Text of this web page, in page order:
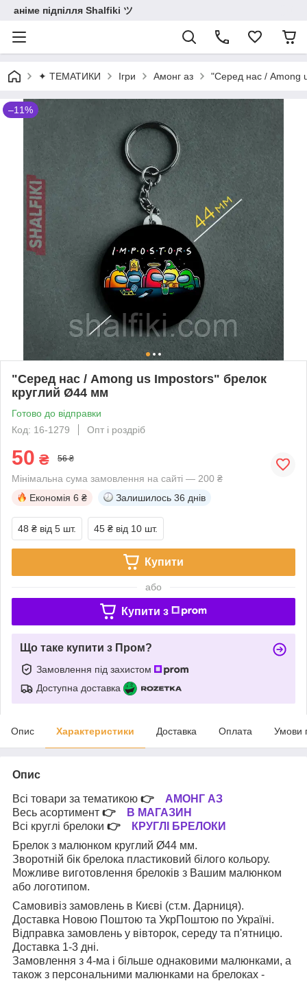
аніме підпілля Shalfiki ツ
✦ ТЕМАТИКИ Ігри Амонг аз "Серед нас / Among
–11%
"Серед нас / Among us Impostors" брелок
круглий Ø44 мм
Готово до відправки
Код: 16-1279
Опт і роздріб
50 ₴ 56 ₴
Мінімальна сума замовлення на сайті — 200 ₴
Економія 6 ₴ Залишилось 36 днів
48 ₴ від 5 шт. 45 ₴ від 10 шт.
Купити
або
Купити з
Що таке купити з Пром?
Замовлення під захистом
Доступна доставка
Опис Характеристики Доставка Оплата Умови
Опис
Всі товари за тематикою 👉 АМОНГ АЗ
Весь асортимент 👉
В МАГАЗИН
Всі круглі брелоки 👉
КРУГЛІ БРЕЛОКИ
Брелок з малюнком круглий Ø44 мм.
Зворотній бік брелока пластиковий білого кольору.
Можливе виготовлення брелоків з Вашим малюнком
або логотипом.
Самовивіз замовлень в Києві (ст.м. Дарниця).
Доставка Новою Поштою та УкрПоштою по Україні.
Відправка замовлень у вівторок, середу та п'ятницю.
Доставка 1-3 дні.
Замовлення з 4-ма і більше однаковими малюнками, а
також з персональними малюнками на брелоках -